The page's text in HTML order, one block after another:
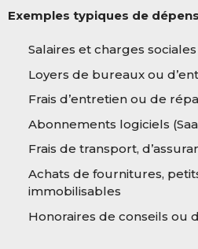
Exemples typiques de
Salaires et charges sociales
Loyers de bureaux ou
Frais d’entretien ou de
Abonnements logiciels
Frais de transport,
Achats de fournitures,
immobilisables
Honoraires de conseils ou